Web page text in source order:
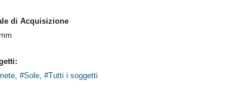
di Acquisizione
, #Sole, #Tutti i soggetti